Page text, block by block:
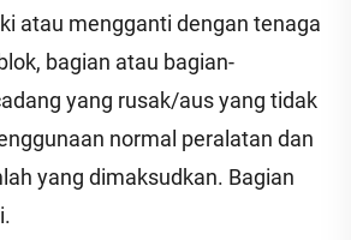
atau mengganti dengan tenaga
bagian atau bagian-
yang rusak/aus yang tidak
normal peralatan dan
yang dimaksudkan. Bagian